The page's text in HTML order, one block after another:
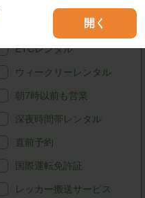
開く
ETCレンタル
ウィークリーレンタル
朝7時以前も営業
深夜時間帯レンタル
直前予約
国際運転免許証
レッカー搬送サービス